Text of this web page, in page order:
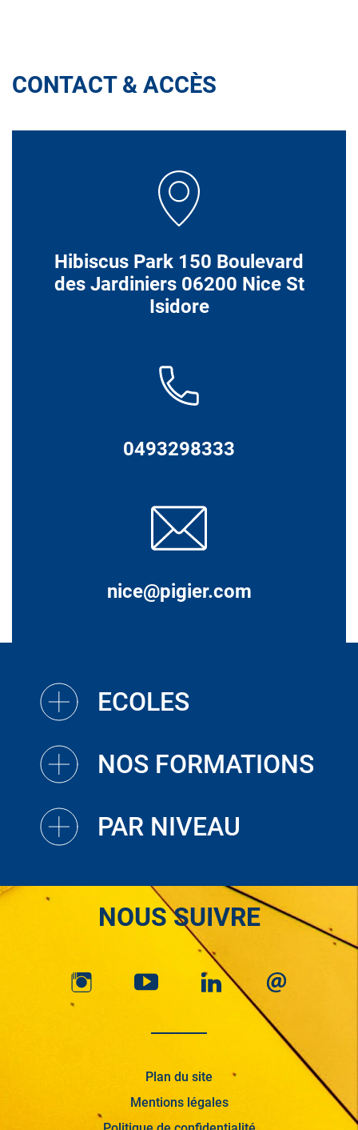
CONTACT & ACCÈS
Hibiscus Park 150 Boulevard
des Jardiniers 06200 Nice St
Isidore
0493298333
nice@pigier.com
ECOLES
NOS FORMATIONS
PAR NIVEAU
NOUS SUIVRE
Plan du site
Mentions légales